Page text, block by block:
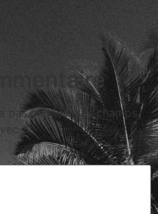
pas publiée. Les champs
*